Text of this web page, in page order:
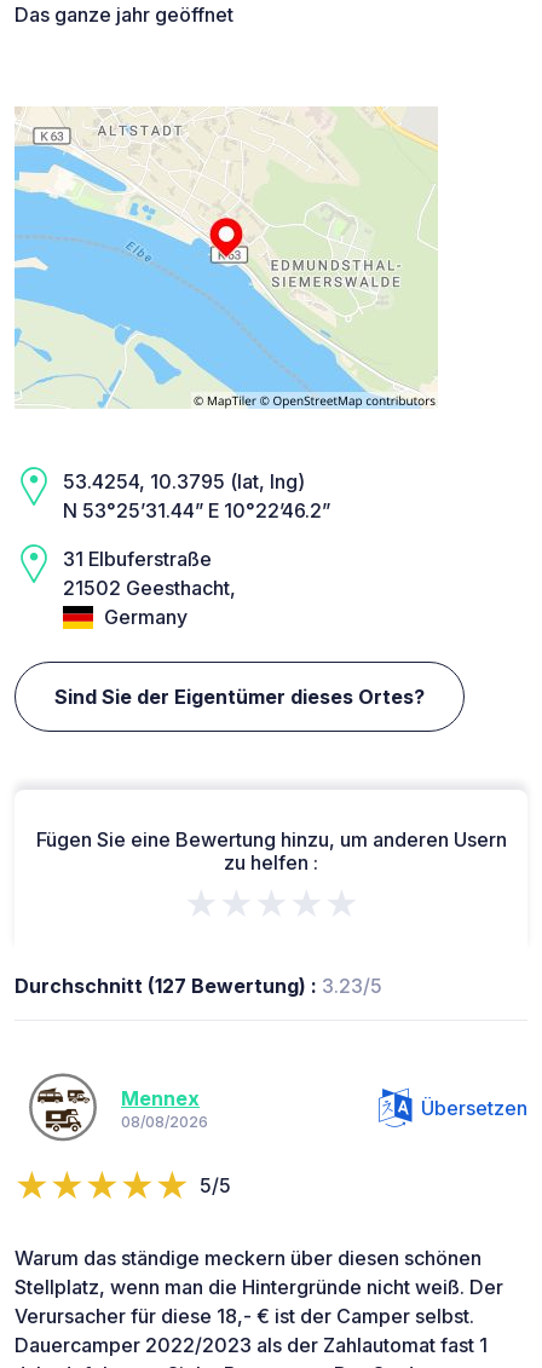
Das ganze jahr geöffnet
53.4254, 10.3795 (lat, lng)
N 53°25’31.44” E 10°22’46.2”
31 Elbuferstraße
21502 Geesthacht,
Germany
Sind Sie der Eigentümer dieses Ortes?
Fügen Sie eine Bewertung hinzu, um anderen Usern
zu helfen :
★★★★★
Durchschnitt (127 Bewertung) : 3.23/5
Mennex
08/08/2026
Übersetzen
5/5
Warum das ständige meckern über diesen schönen
Stellplatz, wenn man die Hintergründe nicht weiß. Der
Verursacher für diese 18,- € ist der Camper selbst.
Dauercamper 2022/2023 als der Zahlautomat fast 1